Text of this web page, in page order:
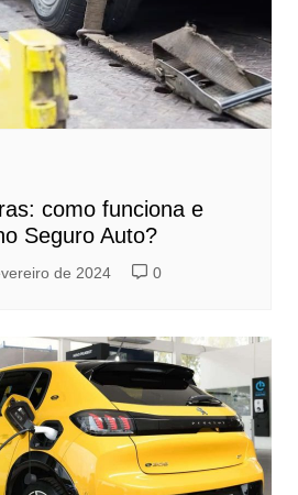
como funciona e
Seguro Auto?
de 2024 0